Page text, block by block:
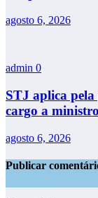
agosto 6, 2026
admin 0
STJ aplica
cargo a
agosto 6, 2026
Publicar